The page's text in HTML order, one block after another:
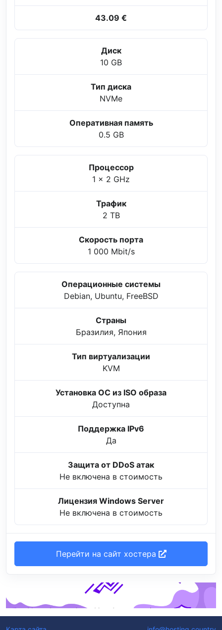
43.09 €
Диск
10 GB
Тип диска
NVMe
Оперативная память
0.5 GB
Процессор
1 x 2 GHz
Трафик
2 TB
Скорость порта
1 000 Mbit/s
Операционные системы
Debian, Ubuntu, FreeBSD
Страны
Бразилия, Япония
Тип виртуализации
KVM
Установка ОС из ISO образа
Доступна
Поддержка IPv6
Да
Защита от DDoS атак
Не включена в стоимость
Лицензия Windows Server
Не включена в стоимость
Перейти на сайт хостера